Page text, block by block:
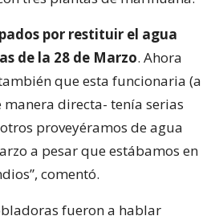
por restituir el agua
de la 28 de Marzo. Ahora
que esta funcionaria (a
directa- tenía serias
proveyéramos de agua
a pesar que estábamos en
comentó.
fueron a hablar